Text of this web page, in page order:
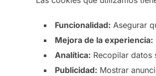
Funcionalidad: Asegurar
Mejora de la experiencia:
Analítica: Recopilar datos
Publicidad: Mostrar